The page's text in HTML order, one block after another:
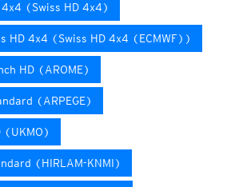
4x4 (Swiss HD 4x4)
HD 4x4 (Swiss HD 4x4 (ECMWF))
HD (AROME)
(ARPEGE)
(UKMO)
(HIRLAM-KNMI)